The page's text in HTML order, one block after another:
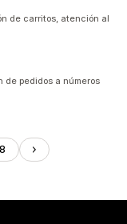
de carritos, atención al
de pedidos a números